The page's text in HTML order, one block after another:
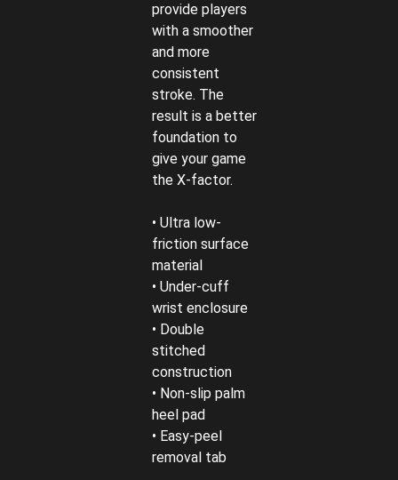
provide players
with a smoother
and more
consistent
stroke. The
result is a better
foundation to
give your game
the X-factor.
• Ultra low-
friction surface
material
• Under-cuff
wrist enclosure
• Double
stitched
construction
• Non-slip palm
heel pad
• Easy-peel
removal tab